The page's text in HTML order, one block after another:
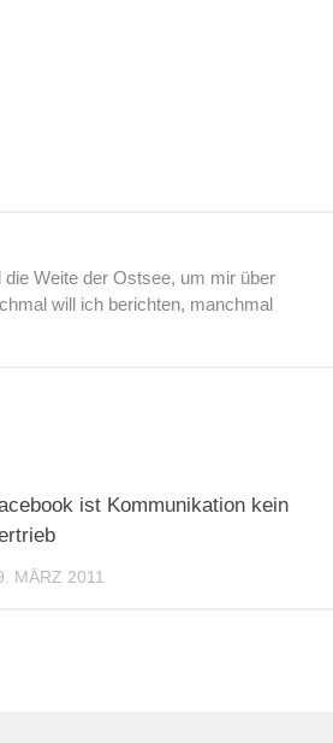
Weite der Ostsee, um mir über
will ich berichten, manchmal
ist Kommunikation kein
MÄRZ 2011